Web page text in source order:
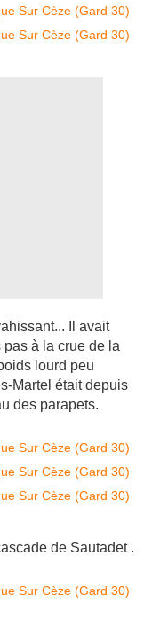
Il avait
à la crue de la
lourd peu
Martel était depuis
des parapets.
de Sautadet .